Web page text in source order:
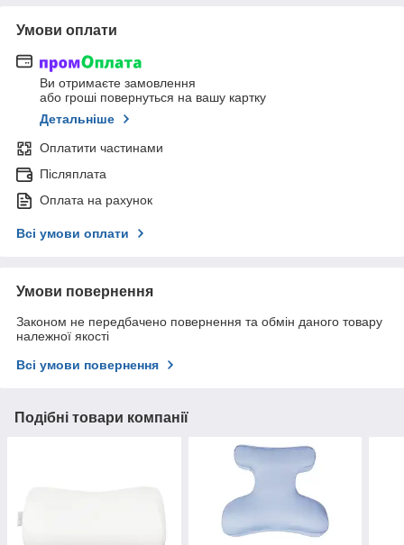
Умови оплати
Ви отримаєте замовлення
або гроші повернуться на вашу картку
Детальніше
Оплатити частинами
Післяплата
Оплата на рахунок
Всі умови оплати
Умови повернення
Законом не передбачено повернення та обмін даного товару
належної якості
Всі умови повернення
Подібні товари компанії